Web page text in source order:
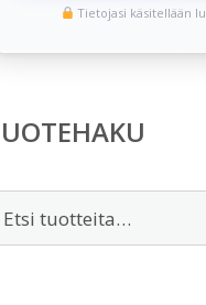
Tietojasi käsitellään